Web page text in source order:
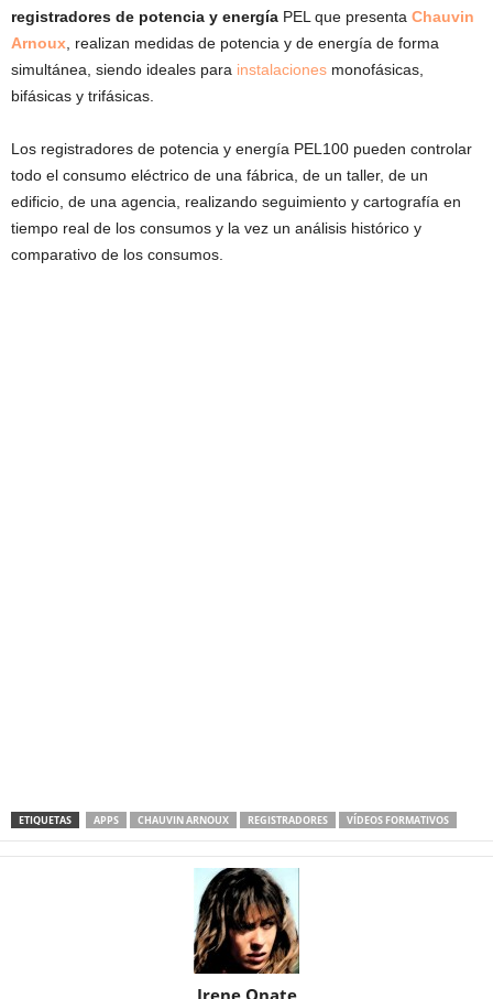
registradores de potencia y energía PEL que presenta Chauvin
Arnoux , realizan medidas de potencia y de energía de forma
simultánea, siendo ideales para instalaciones monofásicas,
bifásicas y trifásicas.
Los registradores de potencia y energía PEL100 pueden controlar
todo el consumo eléctrico de una fábrica, de un taller, de un
edificio, de una agencia, realizando seguimiento y cartografía en
tiempo real de los consumos y la vez un análisis histórico y
comparativo de los consumos.
ETIQUETAS APPS CHAUVIN ARNOUX REGISTRADORES VÍDEOS FORMATIVOS
Irene Onate